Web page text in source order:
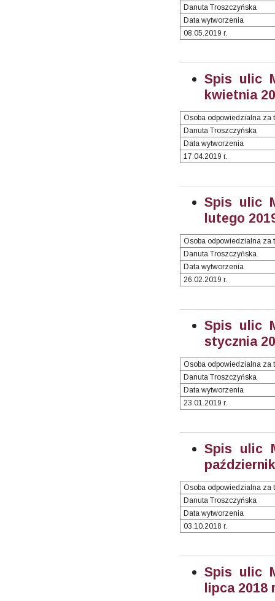
Danuta Troszczyńska
Data wytworzenia
08.05.2019 r.
Spis ulic
kwietnia
Osoba odpowiedzialna za
Danuta Troszczyńska
Data wytworzenia
17.04.2019 r.
Spis ulic
lutego
Osoba odpowiedzialna za
Danuta Troszczyńska
Data wytworzenia
26.02.2019 r.
Spis ulic
stycznia
Osoba odpowiedzialna za
Danuta Troszczyńska
Data wytworzenia
23.01.2019 r.
Spis ulic
Osoba odpowiedzialna za
Danuta Troszczyńska
Data wytworzenia
03.10.2018 r.
Spis ulic
lipca 2018